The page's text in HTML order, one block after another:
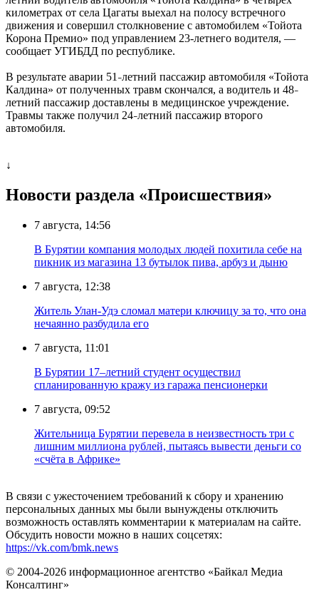
километрах от села Цагаты выехал на полосу встречного
движения и совершил столкновение с автомобилем «Тойота
Корона Премио» под управлением 23-летнего водителя, —
сообщает УГИБДД по республике.
В результате аварии 51 –летний пассажир автомобиля «Тойота
Калдина» от полученных травм скончался, а водитель и 48–
летний пассажир доставлены в медицинское учреждение.
Травмы также получил 24–летний пассажир второго
автомобиля.
↓
Новости раздела «Происшествия»
7 августа, 14:56
В Бурятии компания молодых людей похитила себе на
пикник из магазина 13 бутылок пива, арбуз и дыню
7 августа, 12:38
Житель Улан-Удэ сломал матери ключицу за то, что она
нечаянно разбудила его
7 августа, 11:01
В Бурятии 17–летний студент осуществил
спланированную кражу из гаража пенсионерки
7 августа, 09:52
Жительница Бурятии перевела в неизвестность три с
лишним миллиона рублей, пытаясь вывести деньги со
«счёта в Африке»
В связи с ужесточением требований к сбору и хранению
персональных данных мы были вынуждены отключить
возможность оставлять комментарии к материалам на сайте.
Обсудить новости можно в наших соцсетях:
https://vk.com/bmk.news
© 2004-2026 информационное агентство «Байкал Медиа
Консалтинг»